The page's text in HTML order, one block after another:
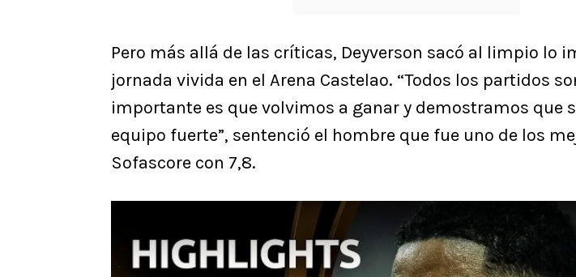
Pero más allá de las críticas, Deyverson sacó al limpio lo
jornada vivida en el Arena Castelao. “Todos los partidos
importante es que volvimos a ganar y demostramos que
equipo fuerte”, sentenció el hombre que fue uno de los
Sofascore con 7,8.